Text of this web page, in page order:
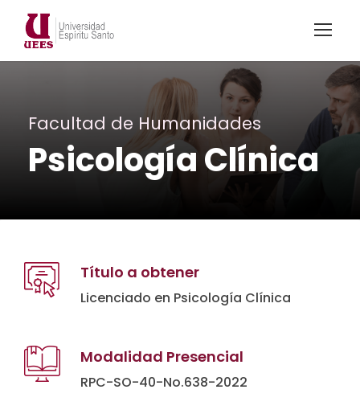
Facultad de Humanidades
Psicología Clínica
Título a obtener
Licenciado en Psicología Clínica
Modalidad Presencial
RPC-SO-40-No.638-2022